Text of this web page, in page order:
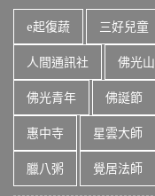
e起復蔬 三好兒童
人間通訊社 佛光山
佛光青年 佛誕節
惠中寺 星雲大師
臘八粥 覺居法師